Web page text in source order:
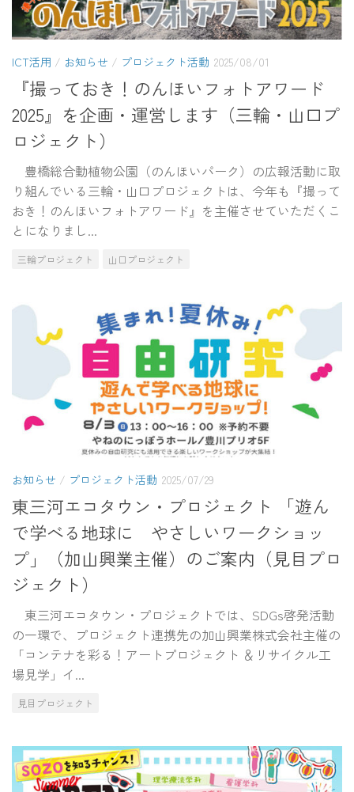
ICT活用 / お知らせ / プロジェクト活動 2025/08/01
『撮っておき！のんほいフォトアワード
2025』を企画・運営します（三輪・山口プ
ロジェクト）
豊橋総合動植物公園（のんほいパーク）の広報活動に取
り組んでいる三輪・山口プロジェクトは、今年も『撮って
おき！のんほいフォトアワード』を主催させていただくこ
とになりまし...
三輪プロジェクト 山口プロジェクト
お知らせ / プロジェクト活動 2025/07/29
東三河エコタウン・プロジェクト 「遊ん
で学べる地球に やさしいワークショッ
プ」（加山興業主催）のご案内（見目プロ
ジェクト）
東三河エコタウン・プロジェクトでは、SDGs啓発活動
の一環で、プロジェクト連携先の加山興業株式会社主催の
「コンテナを彩る！アートプロジェクト ＆リサイクル工
場見学」イ...
見目プロジェクト